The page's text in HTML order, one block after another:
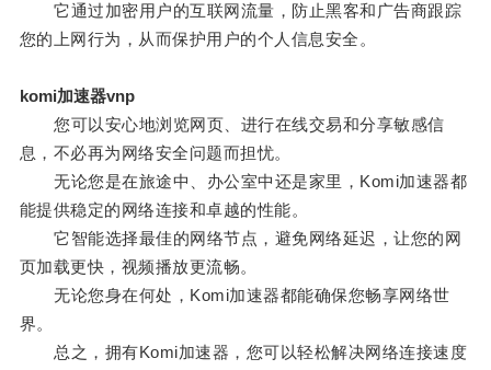
它通过加密用户的互联网流量，防止黑客和广告商跟踪
您的上网行为，从而保护用户的个人信息安全。
komi加速器vnp
您可以安心地浏览网页、进行在线交易和分享敏感信
息，不必再为网络安全问题而担忧。
无论您是在旅途中、办公室中还是家里，Komi加速器都
能提供稳定的网络连接和卓越的性能。
它智能选择最佳的网络节点，避免网络延迟，让您的网
页加载更快，视频播放更流畅。
无论您身在何处，Komi加速器都能确保您畅享网络世
界。
总之，拥有Komi加速器，您可以轻松解决网络连接速度